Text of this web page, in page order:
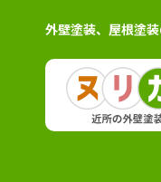
外壁塗装、屋根塗